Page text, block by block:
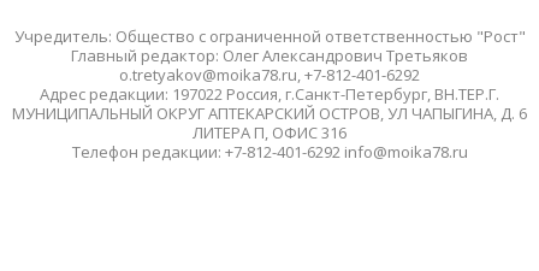
Учредитель: Общество с ограниченной ответственностью "Рост"
Главный редактор: Олег Александрович Третьяков
o.tretyakov@moika78.ru, +7-812-401-6292
Адрес редакции: 197022 Россия, г.Санкт-Петербург, ВН.ТЕР.Г.
МУНИЦИПАЛЬНЫЙ ОКРУГ АПТЕКАРСКИЙ ОСТРОВ, УЛ ЧАПЫГИНА, Д. 6
ЛИТЕРА П, ОФИС 316
Телефон редакции: +7-812-401-6292 info@moika78.ru